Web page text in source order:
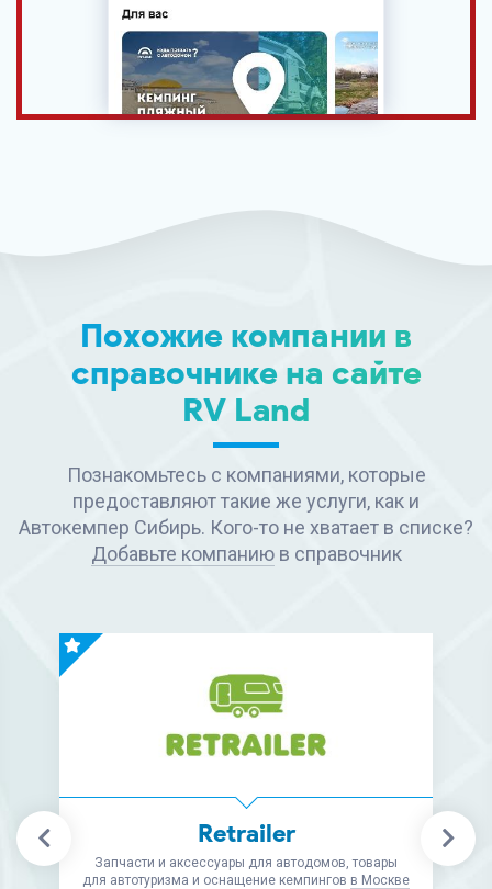
Похожие компании в
справочнике на сайте
RV Land
Познакомьтесь с компаниями, которые
предоставляют такие же услуги, как и
Автокемпер Сибирь. Кого-то не хватает в списке?
Добавьте компаниюв справочник
Retrailer
Запчасти и аксессуары для автодомов, товары
для автотуризма и оснащение кемпингов в Москве